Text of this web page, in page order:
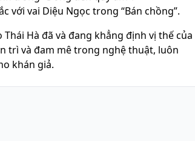
với vai Diệu Ngọc trong “Bán chồng”.
Hà đã và đang khẳng định vị thế của
trì và đam mê trong nghệ thuật, luôn
khán giả.